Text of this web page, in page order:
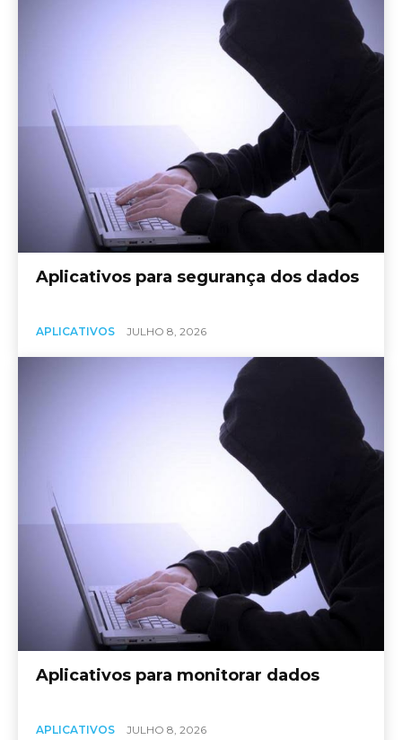
Aplicativos para segurança dos dados
APLICATIVOS JULHO 8, 2026
Aplicativos para monitorar dados
APLICATIVOS JULHO 8, 2026